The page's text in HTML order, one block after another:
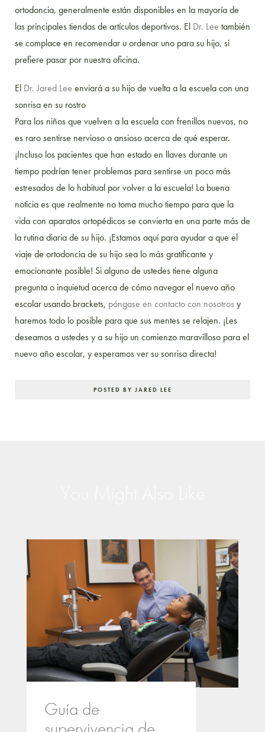
ortodoncia, generalmente están disponibles en la mayoría de
las principales tiendas de artículos deportivos. El Dr. Lee también
se complace en recomendar u ordenar uno para su hijo, si
prefiere pasar por nuestra oficina.
El Dr. Jared Lee enviará a su hijo de vuelta a la escuela con una
sonrisa en su rostro
Para los niños que vuelven a la escuela con frenillos nuevos, no
es raro sentirse nervioso o ansioso acerca de qué esperar.
¡Incluso los pacientes que han estado en llaves durante un
tiempo podrían tener problemas para sentirse un poco más
estresados ​​de lo habitual por volver a la escuela! La buena
noticia es que realmente no toma mucho tiempo para que la
vida con aparatos ortopédicos se convierta en una parte más de
la rutina diaria de su hijo. ¡Estamos aquí para ayudar a que el
viaje de ortodoncia de su hijo sea lo más gratificante y
emocionante posible! Si alguno de ustedes tiene alguna
pregunta o inquietud acerca de cómo navegar el nuevo año
escolar usando brackets, póngase en contacto con nosotros y
haremos todo lo posible para que sus mentes se relajen. ¡Les
deseamos a ustedes y a su hijo un comienzo maravilloso para el
nuevo año escolar, y esperamos ver su sonrisa directa!
POSTED BY JARED LEE
Guía de